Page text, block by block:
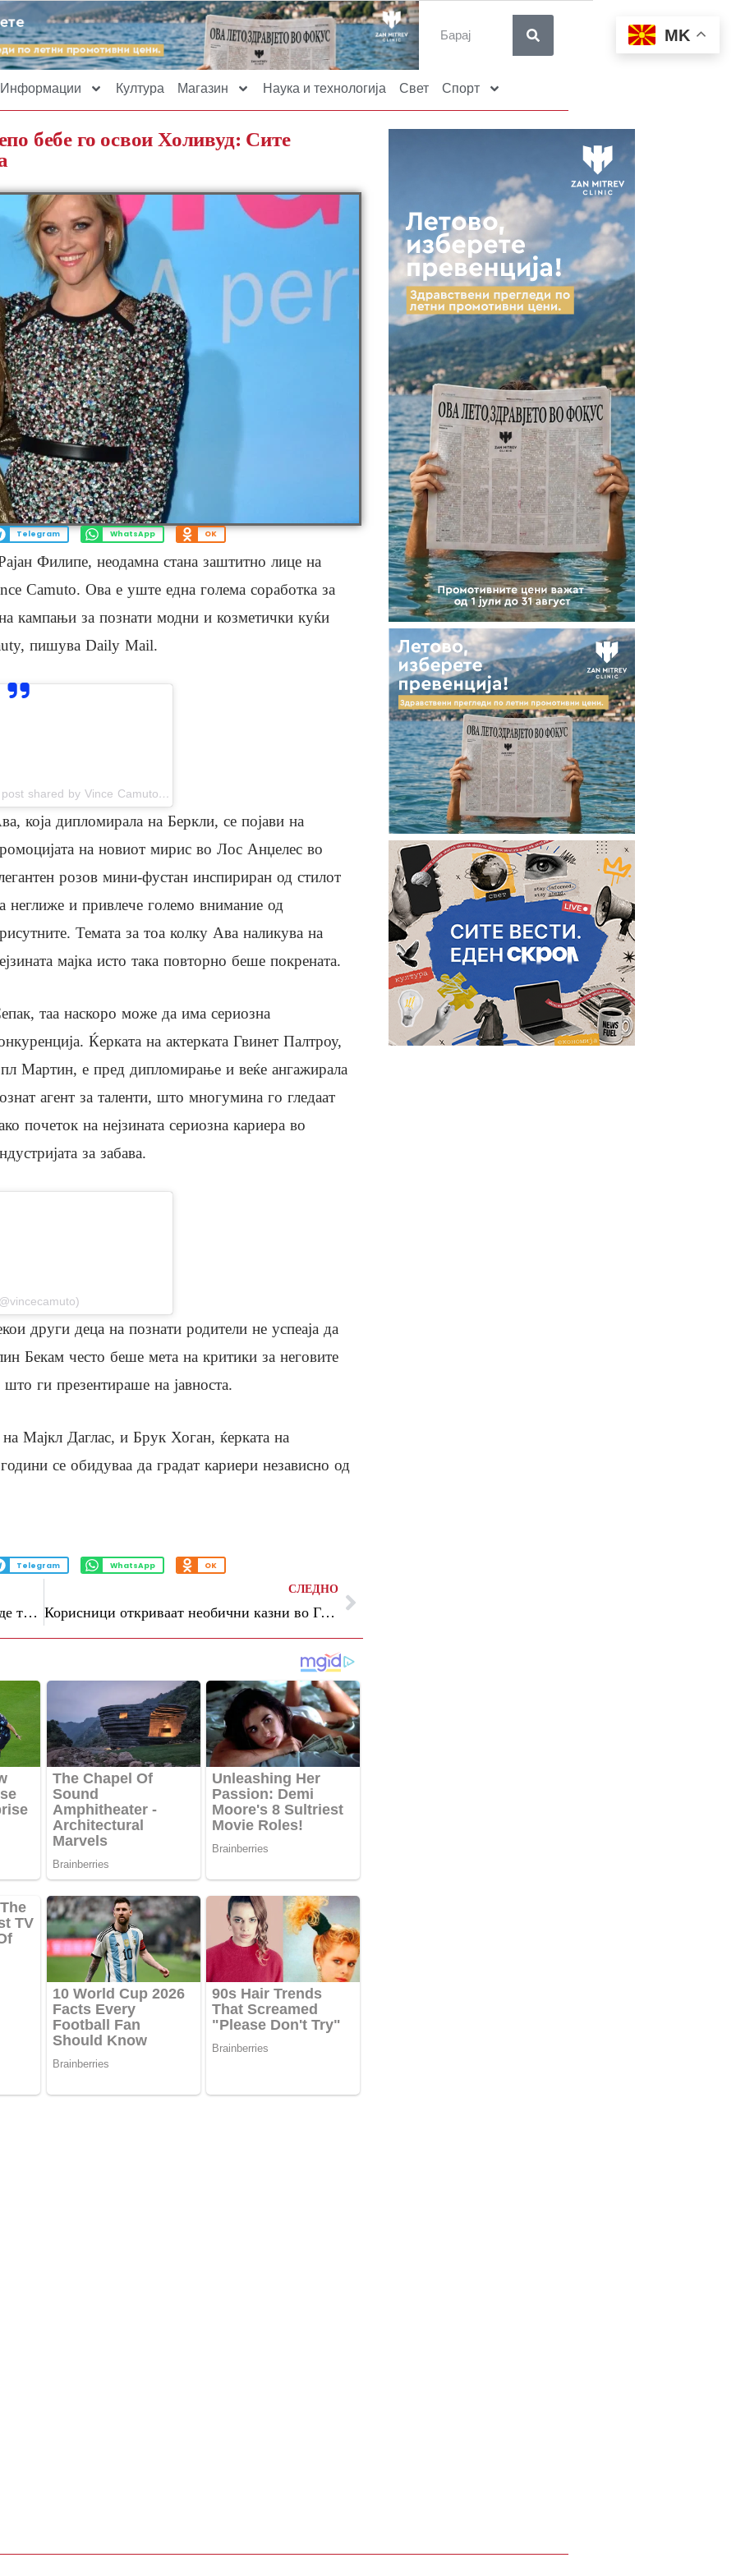
Информации Култура Магазин Наука и технологија Свет Спорт
бебе го освои Холивуд: Сите
Telegram WhatsApp OK
Филипе, неодамна стана заштитно лице на
Camuto. Ова е уште една голема соработка за
кампањи за познати модни и козметички куќи
пишува Daily Mail.
A post shared by Vince Camuto (@vincecamuto)
која дипломирала на Беркли, се појави на
на новиот мирис во Лос Анџелес во
розов мини-фустан инспириран од стилот
неглиже и привлече големо внимание од
Темата за тоа колку Ава наликува на
мајка исто така повторно беше покрената.
таа наскоро може да има сериозна
Ќерката на актерката Гвинет Палтроу,
Мартин, е пред дипломирање и веќе ангажирала
агент за таленти, што многумина го гледаат
почеток на нејзината сериозна кариера во
за забава.
други деца на познати родители не успеаја да
Бекам често беше мета на критики за неговите
ги презентираше на јавноста.
Мајкл Даглас, и Брук Хоган, ќерката на
се обидуваа да градат кариери независно од
Telegram WhatsApp OK
Почетокот на летото 2026 година ќе биде турбулентен за три хороскопски знаци
СЛЕДНО
Корисници откриваат необични казни во Германија: „Од 25 евра за паркинг, сумата стана 40“
MK